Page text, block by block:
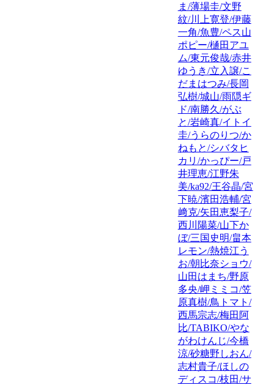
ま/薄場圭/文野
紋/川上寛登/伊藤
一角/魚豊/ペス山
ポピー/樋田アユ
ム/東元俊哉/赤井
ゆうき/立入譲/こ
だまはつみ/長岡
弘樹/城山/雨隠ギ
ド/南勝久/がぶ
と/岩崎真/イトイ
圭/うらのりつ/か
ねもと/シバタヒ
カリ/かっぴー/戸
井理恵/江野朱
美/ka92/王谷晶/宮
下暁/濱田浩輔/宮
﨑克/矢田恵梨子/
西川陽菜/山下か
ぼ/三国史明/畠本
レモン/熱焼江う
お/朝比奈ショウ/
山田はまち/野原
多央/岬ミミコ/笠
原真樹/鳥トマト/
西馬宗志/梅田阿
比/TABIKO/やな
がわけんじ/今橋
涼/砂糖野しおん/
志村貴子/ほしの
ディスコ/枝田/サ